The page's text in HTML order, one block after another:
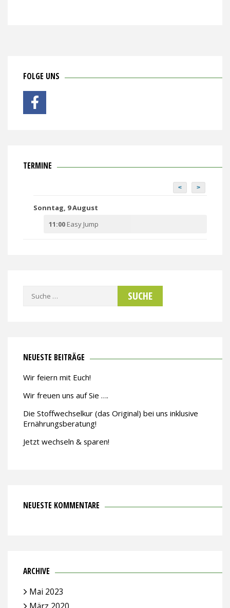
FOLGE UNS
TERMINE
< >
Sonntag, 9 August
11:00 Easy Jump
Suche
NEUESTE BEITRÄGE
Wir feiern mit Euch!
Wir freuen uns auf Sie ….
Die Stoffwechselkur (das Original) bei uns inklusive
Ernährungsberatung!
Jetzt wechseln & sparen!
NEUESTE KOMMENTARE
ARCHIVE
Mai 2023